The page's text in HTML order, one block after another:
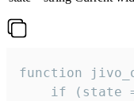
function
if (state